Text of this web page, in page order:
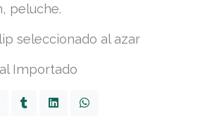
peluche.
seleccionado al azar
Importado